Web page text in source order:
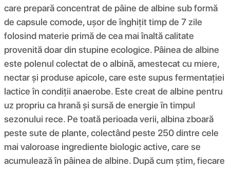
care prepară concentrat de pâine de albine sub formă
de capsule comode, ușor de înghițit timp de 7 zile
folosind materie primă de cea mai înaltă calitate
provenită doar din stupine ecologice. Pâinea de albine
este polenul colectat de o albină, amestecat cu miere,
nectar și produse apicole, care este supus fermentației
lactice în condiții anaerobe. Este creat de albine pentru
uz propriu ca hrană și sursă de energie în timpul
sezonului rece. Pe toată perioada verii, albina zboară
peste sute de plante, colectând peste 250 dintre cele
mai valoroase ingrediente biologic active, care se
acumulează în pâinea de albine. După cum știm, fiecare